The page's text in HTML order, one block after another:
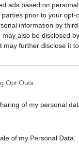
ads based on
prior to your
information by
also be disclosed
may further disclose it
Opt Outs
of my personal
of my Personal Data.